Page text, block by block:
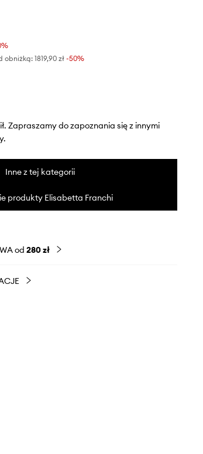
obniżką: 1819,90 zł -50%
Zapraszamy do zapoznania się z innymi
Inne z tej kategorii
produkty Elisabetta Franchi
od 280 zł